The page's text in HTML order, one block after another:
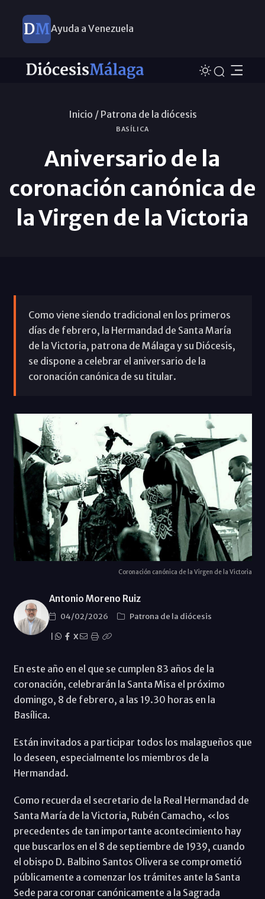
Ayuda a Venezuela
Inicio / Patrona de la diócesis
BASÍLICA
Aniversario de la
coronación canónica de
la Virgen de la Victoria
Como viene siendo tradicional en los primeros
días de febrero, la Hermandad de Santa María
de la Victoria, patrona de Málaga y su Diócesis,
se dispone a celebrar el aniversario de la
coronación canónica de su titular.
Coronación canónica de la Virgen de la Victoria
Antonio Moreno Ruiz
04/02/2026
Patrona de la diócesis
X
En este año en el que se cumplen 83 años de la
coronación, celebrarán la Santa Misa el próximo
domingo, 8 de febrero, a las 19.30 horas en la
Basílica.
Están invitados a participar todos los malagueños que
lo deseen, especialmente los miembros de la
Hermandad.
Como recuerda el secretario de la Real Hermandad de
Santa María de la Victoria, Rubén Camacho, «los
precedentes de tan importante acontecimiento hay
que buscarlos en el 8 de septiembre de 1939, cuando
el obispo D. Balbino Santos Olivera se comprometió
públicamente a comenzar los trámites ante la Santa
Sede para coronar canónicamente a la Sagrada